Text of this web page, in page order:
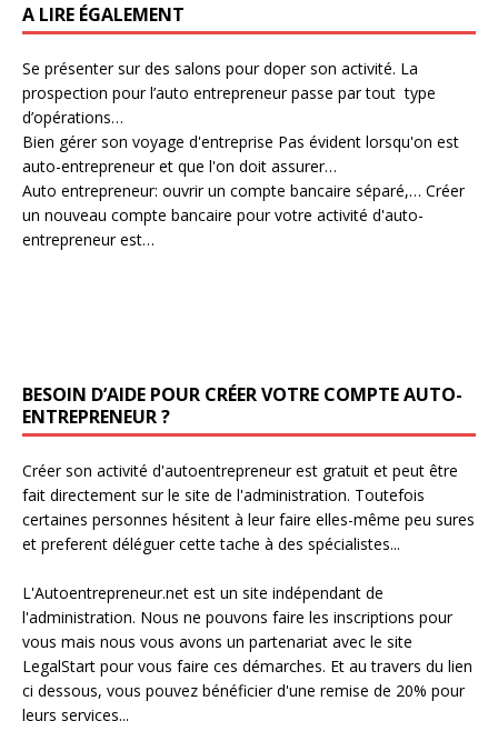
A LIRE ÉGALEMENT
Se présenter sur des salons pour doper son activité. La
prospection pour l’auto entrepreneur passe par tout type
d’opérations…
Bien gérer son voyage d'entreprise Pas évident lorsqu'on est
auto-entrepreneur et que l'on doit assurer…
Auto entrepreneur: ouvrir un compte bancaire séparé,… Créer
un nouveau compte bancaire pour votre activité d'auto-
entrepreneur est…
BESOIN D’AIDE POUR CRÉER VOTRE COMPTE AUTO-
ENTREPRENEUR ?
Créer son activité d'autoentrepreneur est gratuit et peut être
fait directement sur le site de l'administration. Toutefois
certaines personnes hésitent à leur faire elles-même peu sures
et preferent déléguer cette tache à des spécialistes...
L'Autoentrepreneur.net est un site indépendant de
l'administration. Nous ne pouvons faire les inscriptions pour
vous mais nous vous avons un partenariat avec le site
LegalStart pour vous faire ces démarches. Et au travers du lien
ci dessous, vous pouvez bénéficier d'une remise de 20% pour
leurs services...